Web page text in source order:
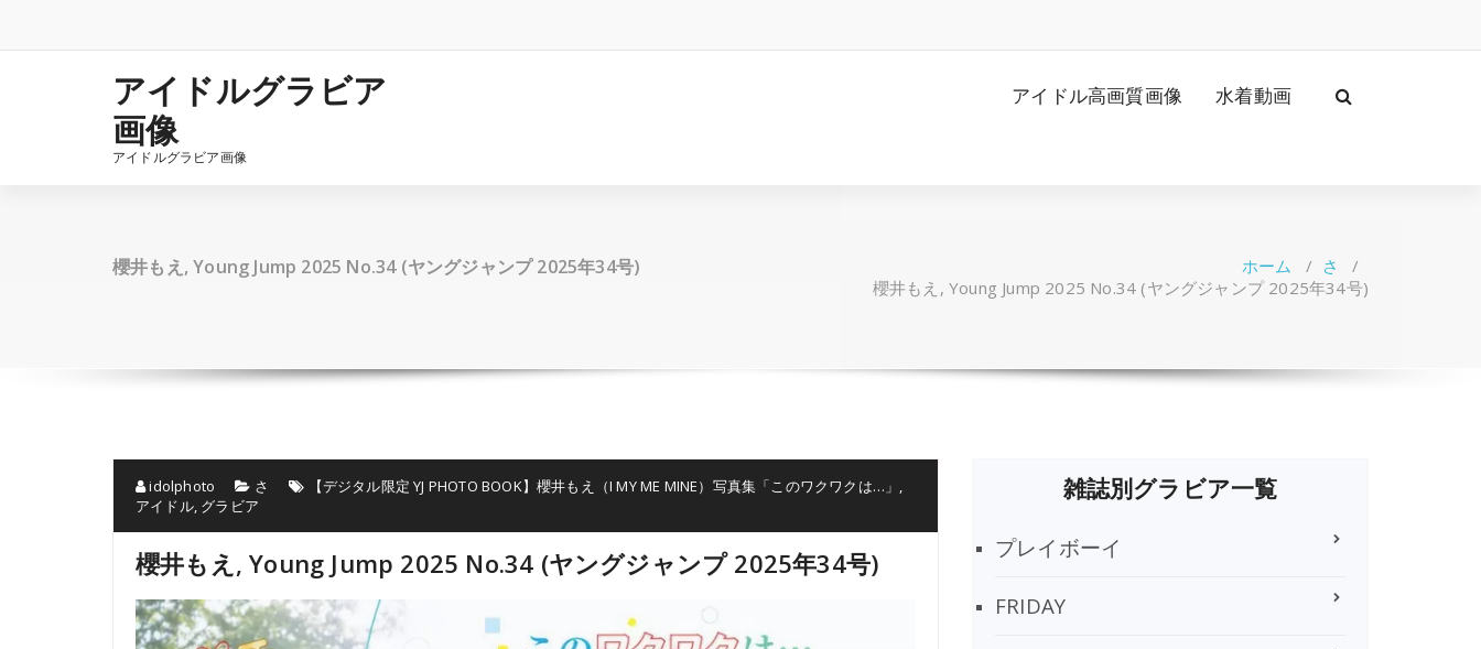
テ
アイドルグラビア
画像
アイドルグラビア画像
アイドル高画質画像 水着動画
櫻井もえ, Young Jump 2025 No.34 (ヤングジャンプ 2025年34号) ホーム / さ
/
櫻井もえ, Young Jump 2025 No.34 (ヤングジャンプ 2025年34号)
idolphoto さ 【デジタル限定 YJ PHOTO BOOK】櫻井もえ（I MY ME MINE）写真集「このワクワクは…」 ,
アイドル, グラビア
櫻井もえ, Young Jump 2025 No.34 (ヤングジャンプ 2025年34号)
雑誌別グラビア一覧
プレイボーイ
FRIDAY